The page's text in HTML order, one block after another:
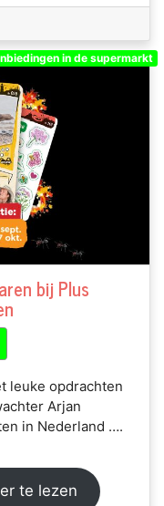
in de supermarkt
bij Plus
leuke opdrachten
Arjan
in Nederland ….
te lezen